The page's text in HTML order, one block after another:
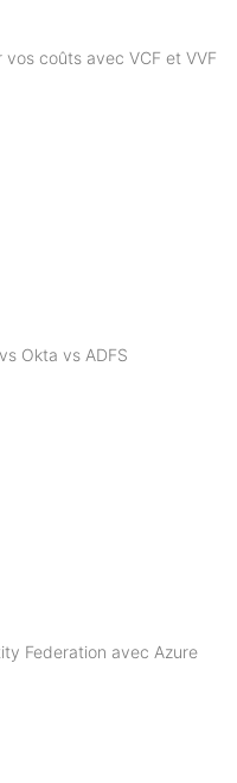
coûts avec VCF et VVF
Okta vs ADFS
Federation avec Azure